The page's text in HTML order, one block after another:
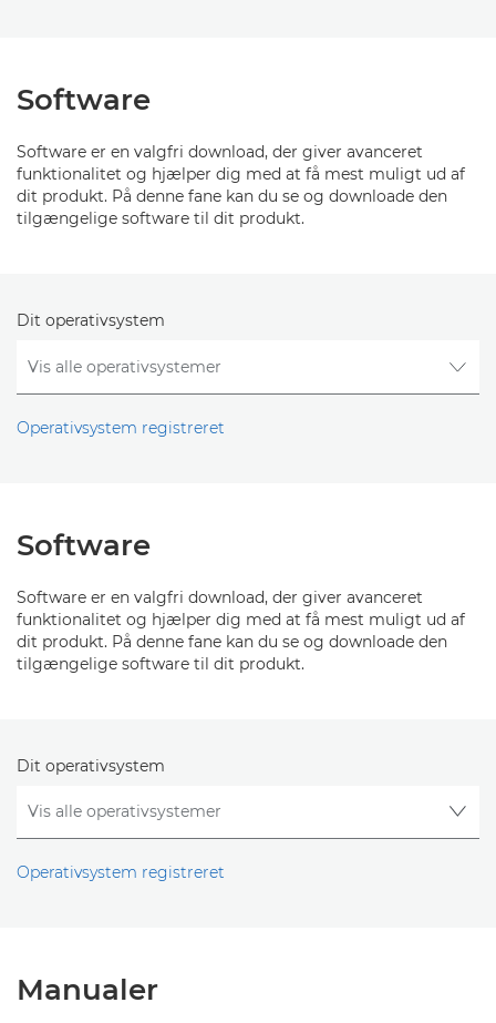
Software
Software er en valgfri download, der giver avanceret
funktionalitet og hjælper dig med at få mest muligt ud af
dit produkt. På denne fane kan du se og downloade den
tilgængelige software til dit produkt.
Dit operativsystem
Operativsystem registreret
Software
Software er en valgfri download, der giver avanceret
funktionalitet og hjælper dig med at få mest muligt ud af
dit produkt. På denne fane kan du se og downloade den
tilgængelige software til dit produkt.
Dit operativsystem
Operativsystem registreret
Manualer